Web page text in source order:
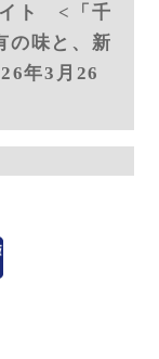
ト <「千
の味と、新
年3月26